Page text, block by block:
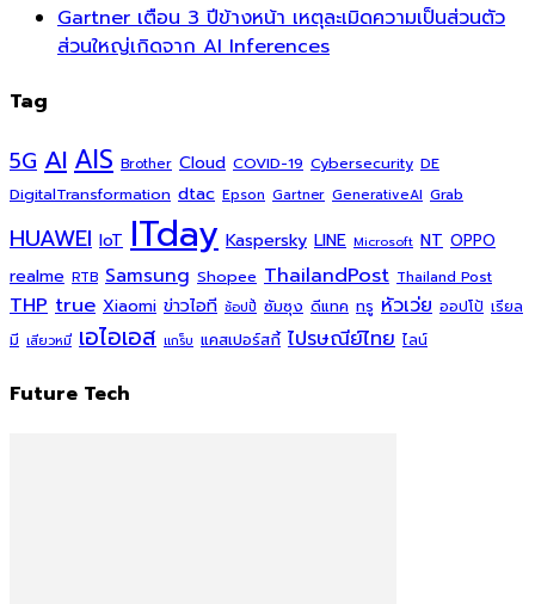
Gartner เตือน 3 ปีข้างหน้า เหตุละเมิดความเป็นส่วนตัว
ส่วนใหญ่เกิดจาก AI Inferences
Tag
5G AI AIS Brother Cloud COVID-19 Cybersecurity DE
DigitalTransformation dtac Epson Gartner GenerativeAI Grab
HUAWEI IoT ITday Kaspersky LINE Microsoft NT OPPO
realme RTB Samsung Shopee ThailandPost Thailand Post
THP true Xiaomi ข่าวไอที ช้อปปี้ ซัมซุง ดีแทค ทรู หัวเว่ย ออปโป้ เรียล
มี เสียวหมี่ เอไอเอส แกร็บ แคสเปอร์สกี้ ไปรษณีย์ไทย ไลน์
Future Tech